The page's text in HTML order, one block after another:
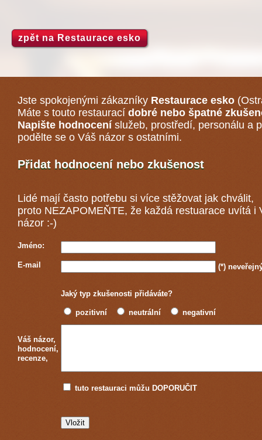
zpět na Restaurace esko
Jste spokojenými zákazníky Restaurace esko
Máte s touto restaurací dobré nebo špatné
Napište hodnocení služeb, prostředí, personálu a
podělte se o Váš názor s ostatními.
Přidat hodnocení nebo zkušenost
Lidé mají často potřebu si více stěžovat jak chválit,
proto NEZAPOMEŇTE, že každá restuarace uvítá i
názor :-)
Jméno:
E-mail (*)
Jaký typ zkušenosti přidáváte?
pozitivní neutrální negativní
Váš názor,
hodnocení,
recenze,
tuto restauraci můžu DOPORUČIT